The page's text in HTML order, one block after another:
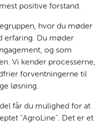
positive forstand.
hvor du møder
erfaring. Du møder
og som
Vi kender processerne,
forventningerne til
løsning.
får du mulighed for at
”AgroLine”. Det er et